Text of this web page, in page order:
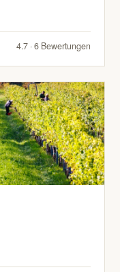
4.7 · 6 Bewertungen